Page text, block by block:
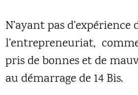
N’ayant pas d’expérience
l’entrepreneuriat,
pris de bonnes et de
au démarrage de 14 Bis.